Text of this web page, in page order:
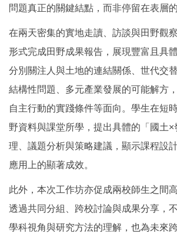
問題真正的關鍵結點，而非停留在表層
在兩天密集的實地走讀、訪談與田野觀
形式完成田野成果報告，展現豐富且具
分別關注人與土地的連結關係、世代交
結構性問題、多元產業發展的可能解方
自主行動的實踐條件等面向。學生在短
野資料與課堂所學，提出具體的「國土
理、議題分析與策略建議，顯示課程設
應用上的顯著成效。
此外，本次工作坊亦促成兩校師生之間
透過共同分組、跨校討論與成果分享，
學科視角與研究方法的理解，也為未來